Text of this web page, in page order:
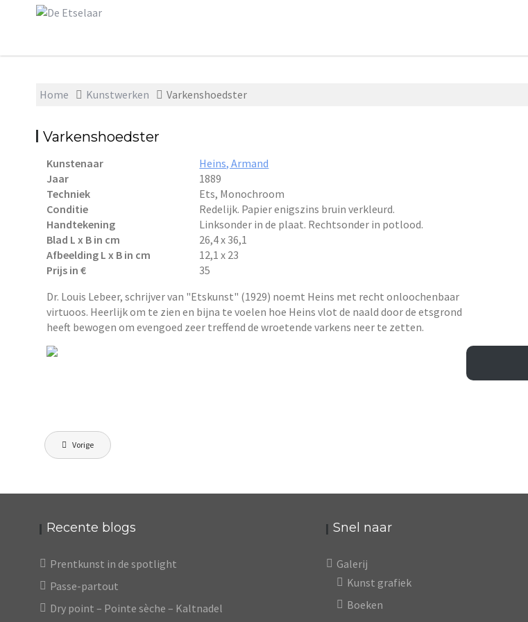
Home Kunstwerken Varkenshoedster
Varkenshoedster
Kunstenaar
Heins, Armand
Jaar
1889
Techniek
Ets, Monochroom
Conditie
Redelijk. Papier enigszins bruin verkleurd.
Handtekening
Linksonder in de plaat. Rechtsonder in potlood.
Blad L x B in cm
26,4 x 36,1
Afbeelding L x B in cm
12,1 x 23
Prijs in €
35
Dr. Louis Lebeer, schrijver van "Etskunst" (1929) noemt Heins met recht onloochenbaar
virtuoos. Heerlijk om te zien en bijna te voelen hoe Heins vlot de naald door de etsgrond
heeft bewogen om evengoed zeer treffend de wroetende varkens neer te zetten.
Berichtnavigatie
Vorige
Recente blogs
Prentkunst in de spotlight
Passe-partout
Dry point – Pointe sèche – Kaltnadel
Snel naar
Galerij
Kunst grafiek
Boeken